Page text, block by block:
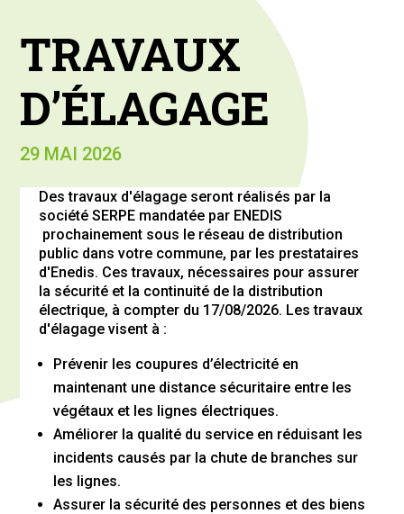
TRAVAUX
D’ÉLAGAGE
29 MAI 2026
Des travaux d'élagage seront réalisés par la
société SERPE mandatée par ENEDIS
prochainement sous le réseau de distribution
public dans votre commune, par les prestataires
d'Enedis. Ces travaux, nécessaires pour assurer
la sécurité et la continuité de la distribution
électrique, à compter du 17/08/2026. Les travaux
d'élagage visent à :
Prévenir les coupures d’électricité en
maintenant une distance sécuritaire entre les
végétaux et les lignes électriques.
Améliorer la qualité du service en réduisant les
incidents causés par la chute de branches sur
les lignes.
Assurer la sécurité des personnes et des biens